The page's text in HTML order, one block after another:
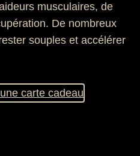
musculaires, de
De nombreux
souples et accélérer
carte cadeau